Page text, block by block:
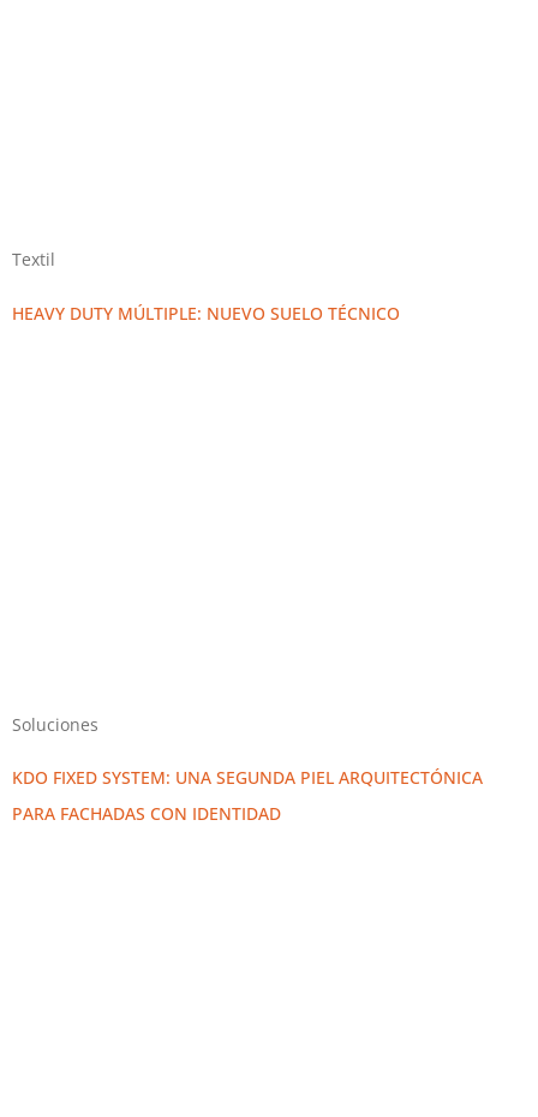
Textil
HEAVY DUTY MÚLTIPLE: NUEVO SUELO TÉCNICO
Soluciones
KDO FIXED SYSTEM: UNA SEGUNDA PIEL ARQUITECTÓNICA
PARA FACHADAS CON IDENTIDAD